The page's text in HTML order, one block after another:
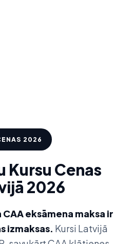
2026
Kursu Cenas
2026
CAA eksāmena maksa ir
izmaksas. Kursi Latvijā